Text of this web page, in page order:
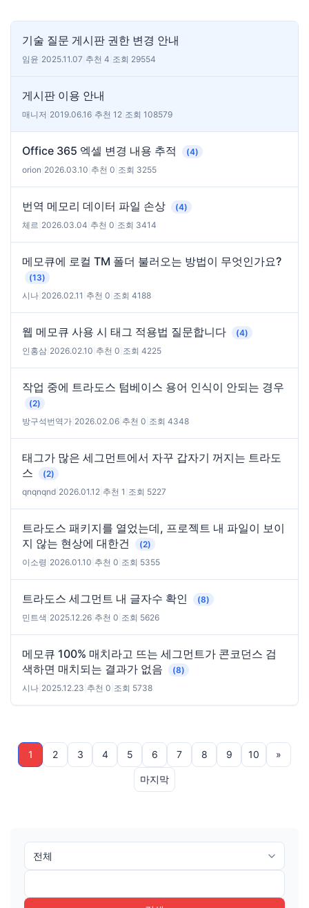
기술 질문 게시판 권한 변경 안내
임윤 2025.11.07 추천 4 조회 29554
게시판 이용 안내
매니저 2019.06.16 추천 12 조회 108579
Office 365 엑셀 변경 내용 추적
(4)
orion 2026.03.10 추천 0 조회 3255
번역 메모리 데이터 파일 손상
(4)
체르 2026.03.04 추천 0 조회 3414
메모큐에 로컬 TM 폴더 불러오는 방법이 무엇인가요?
(13)
시나 2026.02.11 추천 0 조회 4188
웹 메모큐 사용 시 태그 적용법 질문합니다
(4)
인홍삼 2026.02.10 추천 0 조회 4225
작업 중에 트라도스 텀베이스 용어 인식이 안되는 경우
(2)
방구석번역가 2026.02.06 추천 0 조회 4348
태그가 많은 세그먼트에서 자꾸 갑자기 꺼지는 트라도
스
(2)
qnqnqnd 2026.01.12 추천 1 조회 5227
트라도스 패키지를 열었는데, 프로젝트 내 파일이 보이
지 않는 현상에 대한건
(2)
이소령 2026.01.10 추천 0 조회 5355
트라도스 세그먼트 내 글자수 확인
(8)
민트색 2025.12.26 추천 0 조회 5626
메모큐 100% 매치라고 뜨는 세그먼트가 콘코던스 검
색하면 매치되는 결과가 없음
(8)
시나 2025.12.23 추천 0 조회 5738
1 2 3 4 5 6 7 8 9 10 »
마지막